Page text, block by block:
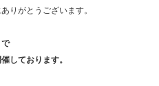
りがとうございます。
しております。